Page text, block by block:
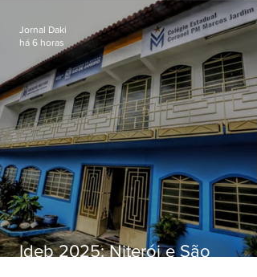
Ideb 2025: Niterói e São
Jornal Daki
há 6 horas